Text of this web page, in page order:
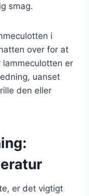
smag.
i
over for at
er
uanset
den eller
er det vigtigt